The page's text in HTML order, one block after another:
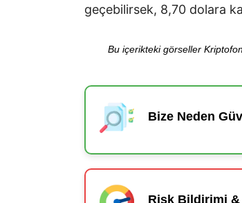
geçebilirsek, 8,70 dolara
Bu içerikteki görseller
Bize Neden
Risk Bildirimi &